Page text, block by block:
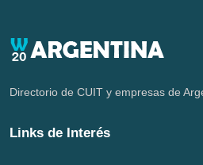
Directorio de CUIT y empresas de
Links de Interés